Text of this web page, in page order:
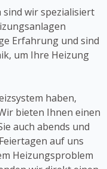
wir spezialisiert
Erfahrung und sind
um Ihre Heizung
haben,
bieten Ihnen einen
auch abends und
auf uns
Heizungsproblem